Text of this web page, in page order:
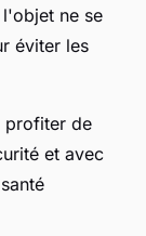
ne se
éviter les
profiter de
et avec